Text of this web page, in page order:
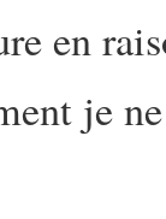
en
je